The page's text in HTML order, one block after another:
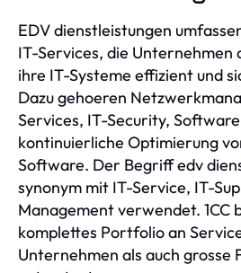
EDV dienstleistungen
IT-Services, die Unternehmen
ihre IT-Systeme effizient und
Dazu gehoeren
Services, IT-Security,
kontinuierliche Optimierung
Software. Der Begriff edv
synonym mit IT-Service, IT-
Management verwendet. 1CC
komplettes Portfolio an
Unternehmen als auch grosse